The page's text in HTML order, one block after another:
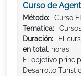
Curso de
Método:
Curso
Tematica:
Duración:
El
en total. horas
El objetivo
Desarrollo